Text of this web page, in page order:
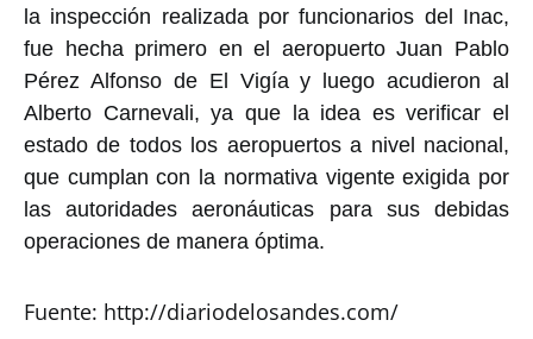
la inspección realizada por funcionarios del Inac,
fue hecha primero en el aeropuerto Juan Pablo
Pérez Alfonso de El Vigía y luego acudieron al
Alberto Carnevali, ya que la idea es verificar el
estado de todos los aeropuertos a nivel nacional,
que cumplan con la normativa vigente exigida por
las autoridades aeronáuticas para sus debidas
operaciones de manera óptima.
Fuente: http://diariodelosandes.com/